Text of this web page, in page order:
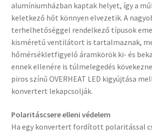
alumíniumházban kaptak helyet, így a
keletkező hőt könnyen elvezetik. A
terhelhetőséggel rendelkező típusok
kisméretű ventilátort is tartalmaznak,
hőmérsékletfigyelő áramkörök ki- és
ennek ellenére is túlmelegedés
piros színű OVERHEAT LED kigyújtása
konvertert lekapcsolják.
Polaritáscsere elleni védelem
Ha egy konvertert fordított polaritással